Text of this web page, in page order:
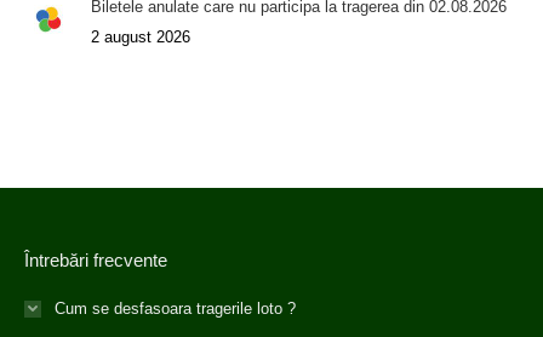
Biletele anulate care nu participa la tragerea din 02.08.2026
2 august 2026
Întrebări frecvente
Cum se desfasoara tragerile loto ?